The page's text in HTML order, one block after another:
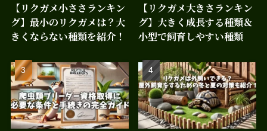
【リクガメ小ささランキン
グ】最小のリクガメは？大
きくならない種類を紹介！
【リクガメ大きさランキン
グ】大きく成長する種類＆
小型で飼育しやすい種類